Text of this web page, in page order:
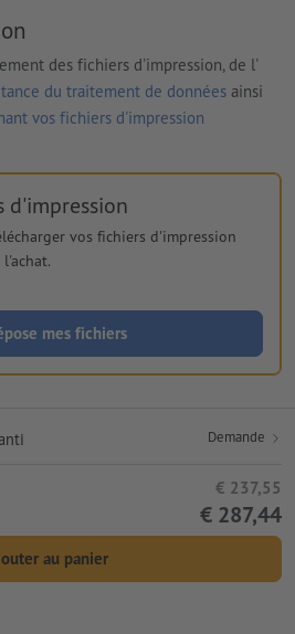
des fichiers d'impression, de l'
du traitement de données ainsi
vos fichiers d'impression
d'impression
vos fichiers d'impression
mes fichiers
Demande
€ 237,55
€ 287,44
au panier